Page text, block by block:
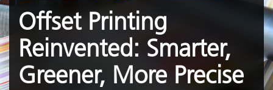
Offset Printing
Reinvented: Smarter,
Greener, More Precise